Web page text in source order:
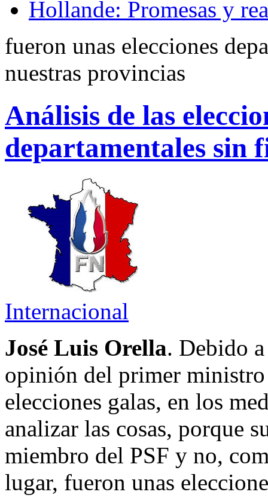
Hollande: Promesas y
fueron unas elecciones
nuestras provincias
Análisis de las
departamentales sin
Internacional
José Luis Orella. Debido
opinión del primer ministro
elecciones galas, en los
analizar las cosas, porque
miembro del PSF y no,
lugar, fueron unas